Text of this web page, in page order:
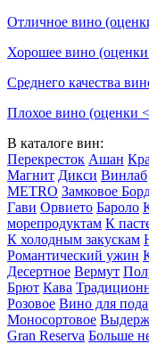
Отличное вино
Хорошее вино
Среднего качества
Плохое вино (оценки
В каталоге вин:
Перекресток Ашан
Магнит Дикси Винлаб
METRO Замковое
Гави Орвието Бароло
морепродуктам К
К холодным закускам
Романтический ужин
Десертное Вермут
Брют Кава
Розовое Вино для
Моносортовое
Gran Reserva Больше